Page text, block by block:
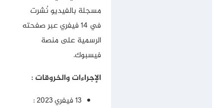
مسجلة بالفيديو نُشرت
في 14 فيفري عبر صفحته
الرسمية على منصة
فيسبوك.
الإجراءات والخروقات :
13 فيفري 2023 :